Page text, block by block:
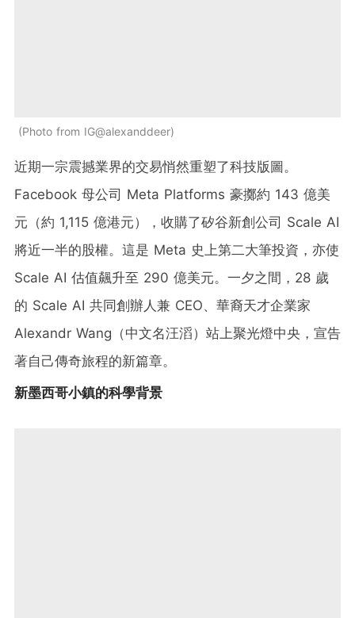
Photo from IG@alexanddeer
近期一宗震撼業界的交易悄然重塑了科技版圖。
Facebook 母公司 Meta Platforms 豪擲約 143 億美
元（約 1,115 億港元），收購了矽谷新創公司 Scale AI
將近一半的股權。這是 Meta 史上第二大筆投資，亦使
Scale AI 估值飆升至 290 億美元。一夕之間，28 歲
的 Scale AI 共同創辦人兼 CEO、華裔天才企業家
Alexandr Wang（中文名汪滔）站上聚光燈中央，宣告
著自己傳奇旅程的新篇章。
新墨西哥小鎮的科學背景